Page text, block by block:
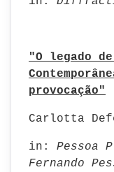
"O legado
provocação"
Carlotta
in:
Pessoa
Fernando